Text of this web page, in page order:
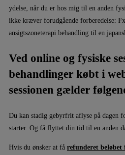
ydelse, når du er hos mig til en anden
ikke kræver forudgående forberedelse:
ansigtszoneterapi behandling til en
Ved online og fysiske
behandlinger købt i
sessionen gælder
Du kan stadig gebyrfrit aflyse på dagen
starter. Og få flyttet din tid til en anden
Hvis du ønsker at få refunderet beløbet